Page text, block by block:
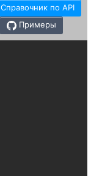
Справочник по API
Примеры